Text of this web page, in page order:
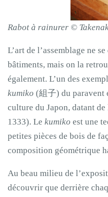
Rabot à rainurer ©
L’art de l’assemblage ne
bâtiments, mais on la
également. L’un des
kumiko (組子) du paravent
culture du Japon, datant
1333). Le kumiko est une
petites pièces de bois de
composition géométrique
Au beau milieu de
découvrir que derrière